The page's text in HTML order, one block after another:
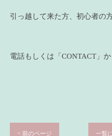
引っ越して来た方、初心者の
電話もしくは「CONTACT」
< 前のページ 一覧